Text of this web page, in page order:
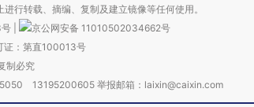
行转载、摘编、复制及建立镜像等任何使用。
京公网安备 11010502034662号
证：第直100013号
制必究
13195200605 举报邮箱：laixin@caixin.com